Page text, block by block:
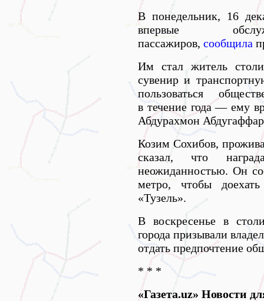
В понедельник, 16
впервые
пассажиров, сообщила
Им стал житель
сувенир и
пользоваться
в течение года — ему
Абдурахмон
Козим Сохибов,
сказал, что
неожиданностью. Он
метро, чтобы
«Тузель».
В воскресенье в
города призывали
отдать предпочтение
* * *
«Газета.uz» Новости